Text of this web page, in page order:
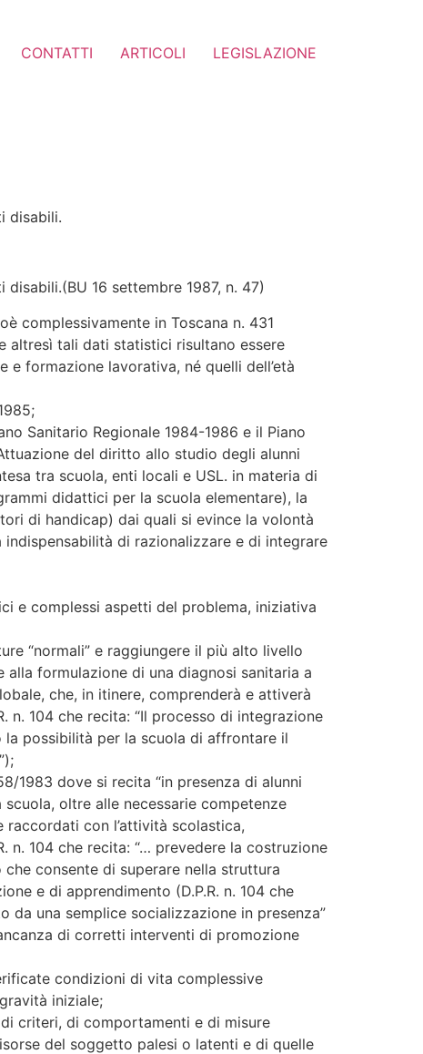
CONTATTI ARTICOLI LEGISLAZIONE
disabili.
16 settembre 1987, n. 47)
complessivamente in Toscana n. 431
altresì tali dati statistici risultano essere
formazione lavorativa, né quelli dell’età
Sanitario Regionale 1984-1986 e il Piano
del diritto allo studio degli alunni
tra scuola, enti locali e USL. in materia di
didattici per la scuola elementare), la
di handicap) dai quali si evince la volontà
di razionalizzare e di integrare
e complessi aspetti del problema, iniziativa
“normali” e raggiungere il più alto livello
alla formulazione di una diagnosi sanitaria a
che, in itinere, comprenderà e attiverà
n. 104 che recita: “Il processo di integrazione
possibilità per la scuola di affrontare il
1983 dove si recita “in presenza di alunni
oltre alle necessarie competenze
con l’attività scolastica,
n. 104 che recita: “… prevedere la costruzione
consente di superare nella struttura
e di apprendimento (D.P.R. n. 104 che
da una semplice socializzazione in presenza”
di corretti interventi di promozione
condizioni di vita complessive
iniziale;
criteri, di comportamenti e di misure
del soggetto palesi o latenti e di quelle